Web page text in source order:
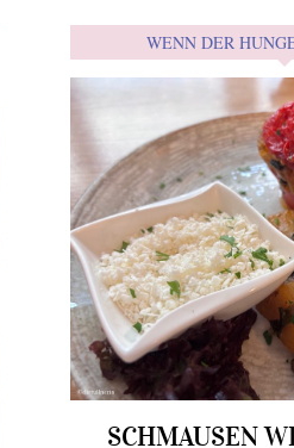
WENN DER
SCHMAUSEN